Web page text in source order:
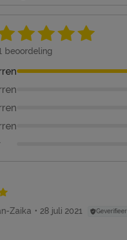
beoordeling
Zaika 28 juli 2021